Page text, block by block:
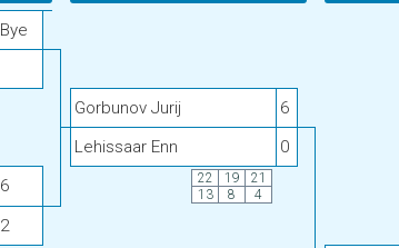
Bye
Gorbunov Jurij
6
Lehissaar Enn
0
6 22 19
21
13
8 4
2